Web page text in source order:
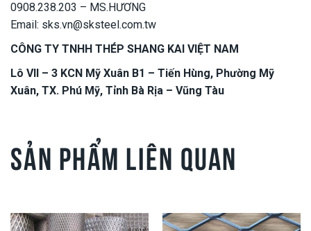
0908.238.203 – MS.HƯƠNG
Email: sks.vn@sksteel.com.tw
CÔNG TY TNHH THÉP SHANG KAI VIỆT NAM
Lô VII – 3 KCN Mỹ Xuân B1 – Tiến Hùng, Phường Mỹ
Xuân, TX. Phú Mỹ, Tỉnh Bà Rịa – Vũng Tàu
SẢN PHẨM LIÊN QUAN